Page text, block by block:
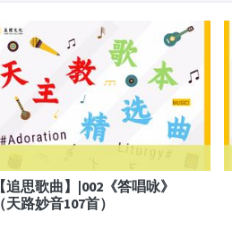
【追思歌曲】|002《答唱咏》
（天路妙音107首）